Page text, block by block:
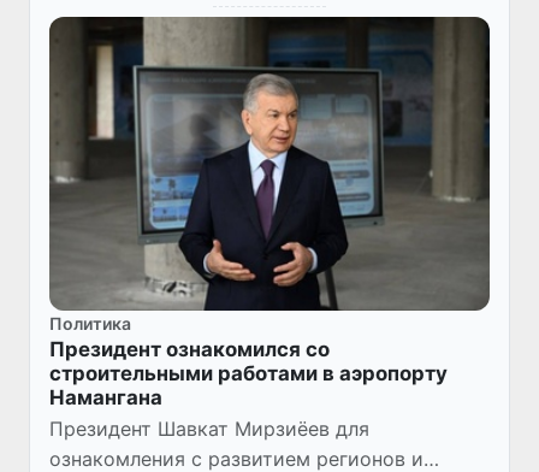
Политика
Президент ознакомился со
строительными работами в аэропорту
Намангана
Президент Шавкат Мирзиёев для
ознакомления с развитием регионов и